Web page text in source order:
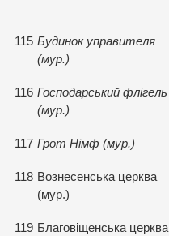
115 Будинок управителя
(мур.)
116 Господарський флiгель
(мур.)
117 Грот Нiмф (мур.)
118 Вознесенська церква
(мур.)
119 Благовiщенська церква